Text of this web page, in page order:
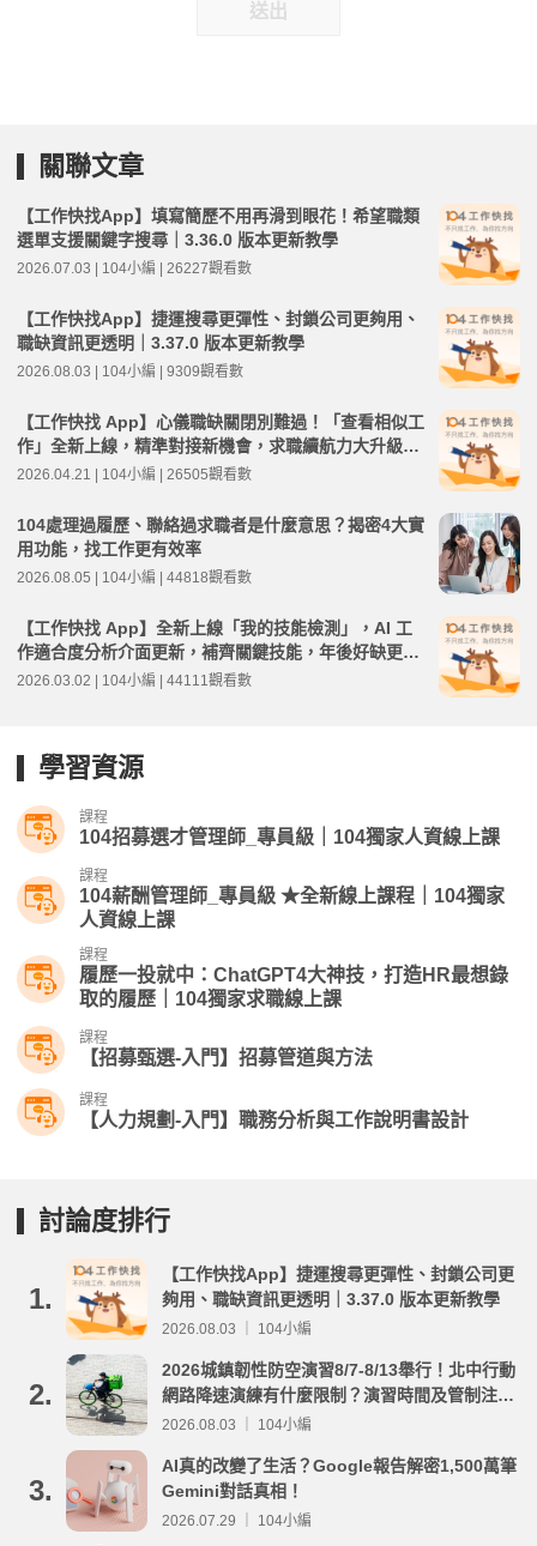
送出
關聯文章
【工作快找App】填寫簡歷不用再滑到眼花！希望職類
選單支援關鍵字搜尋｜3.36.0 版本更新教學
2026.07.03 | 104小編 | 26227觀看數
【工作快找App】捷運搜尋更彈性、封鎖公司更夠用、
職缺資訊更透明｜3.37.0 版本更新教學
2026.08.03 | 104小編 | 9309觀看數
【工作快找 App】心儀職缺關閉別難過！「查看相似工
作」全新上線，精準對接新機會，求職續航力大升級｜
3.32.0 版本更新教學
2026.04.21 | 104小編 | 26505觀看數
104處理過履歷、聯絡過求職者是什麼意思？揭密4大實
用功能，找工作更有效率
2026.08.05 | 104小編 | 44818觀看數
【工作快找 App】全新上線「我的技能檢測」，AI 工
作適合度分析介面更新，補齊關鍵技能，年後好缺更有
把握｜3.30.0 版本更新教學
2026.03.02 | 104小編 | 44111觀看數
學習資源
課程
104招募選才管理師_專員級｜104獨家人資線上課
課程
104薪酬管理師_專員級 ★全新線上課程｜104獨家
人資線上課
課程
履歷一投就中：ChatGPT4大神技，打造HR最想錄
取的履歷｜104獨家求職線上課
課程
【招募甄選-入門】招募管道與方法
課程
【人力規劃-入門】職務分析與工作說明書設計
討論度排行
1.
【工作快找App】捷運搜尋更彈性、封鎖公司更
夠用、職缺資訊更透明｜3.37.0 版本更新教學
2026.08.03 ｜ 104小編
2.
2026城鎮韌性防空演習8/7-8/13舉行！北中行動
網路降速演練有什麼限制？演習時間及管制注意
事項整理
2026.08.03 ｜ 104小編
3.
AI真的改變了生活？Google報告解密1,500萬筆
Gemini對話真相！
2026.07.29 ｜ 104小編